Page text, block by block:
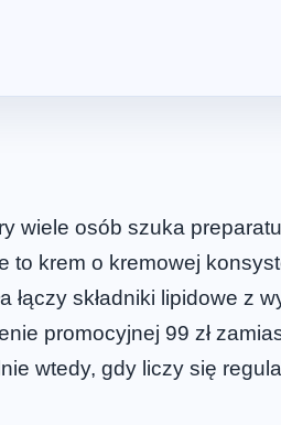
wiele osób szuka
to krem o kremowej
łączy składniki lipidowe
promocyjnej 99 zł
wtedy, gdy liczy się